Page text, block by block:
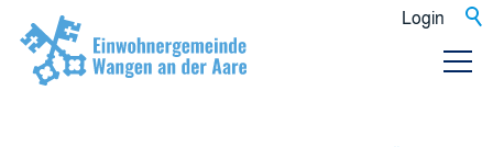
Login